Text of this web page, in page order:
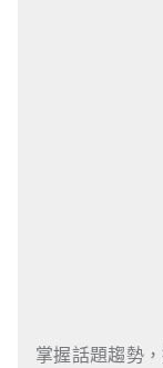
掌握話題趨勢